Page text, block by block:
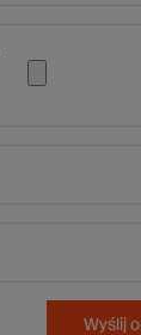
Wyślij